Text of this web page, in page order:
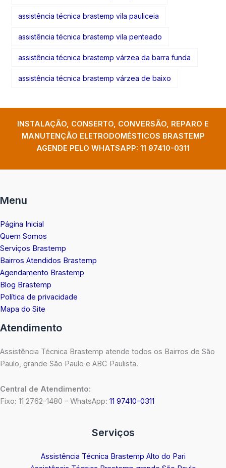
assistência técnica brastemp vila pauliceia
assistência técnica brastemp vila penteado
assistência técnica brastemp várzea da barra funda
assistência técnica brastemp várzea de baixo
INSTALAÇÃO, CONSERTO, CONVERSÃO, REPARO E
MANUTENÇÃO ELETRODOMÉSTICOS BRASTEMP
AGENDE PELO WHATSAPP: 11 97410-0311
Menu
Página Inicial
Quem Somos
Serviços Brastemp
Bairros Atendidos Brastemp
Agendamento Brastemp
Blog Brastemp
Política de privacidade
Mapa do Site
Atendimento
Assistência Técnica Brastemp atende todos os Bairros de São
Paulo, grande São Paulo e ABC Paulista.
Central de Atendimento:
Fixo: 11 2762-1480 – WhatsApp: 11 97410-0311
Serviços
Assistência Técnica Brastemp Alto do Pari